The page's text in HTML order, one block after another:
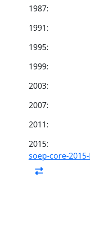
1987:
1991:
1995:
1999:
2003:
2007:
2011:
2015:
soep-core-